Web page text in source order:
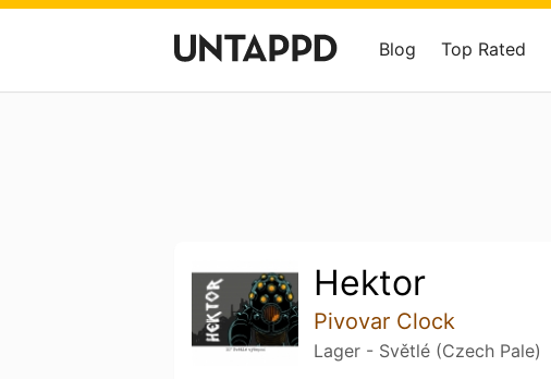
Blog Top Rated
Hektor
Pivovar Clock
Lager - Světlé (Czech Pale)